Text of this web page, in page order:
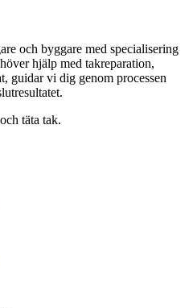
och byggare med specialisering
hjälp med takreparation,
guidar vi dig genom processen
täta tak.